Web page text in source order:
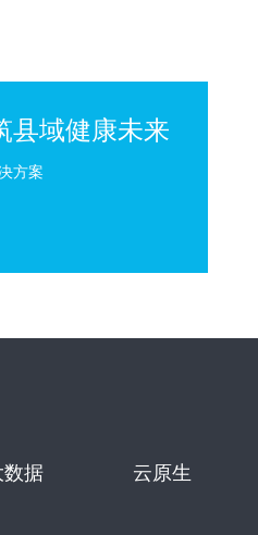
县域健康未来
方案
数据 云原生